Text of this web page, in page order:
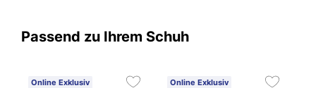
Passend zu Ihrem Schuh
Online Exklusiv
Online Exklusiv